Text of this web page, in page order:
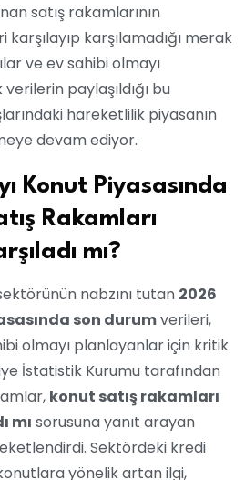
satış rakamlarının
karşılamadığı merak
ve ev sahibi olmayı
paylaşıldığı bu
hareketlilik piyasanın
devam ediyor.
Konut Piyasasında
Rakamları
mı?
nabzını tutan 2026
son durumverileri,
olmayı planlayanlar için kritik
İstatistik Kurumu tarafından
konut satış rakamları
mı sorusuna yanıt arayan
Sektördeki kredi
yönelik artan ilgi,